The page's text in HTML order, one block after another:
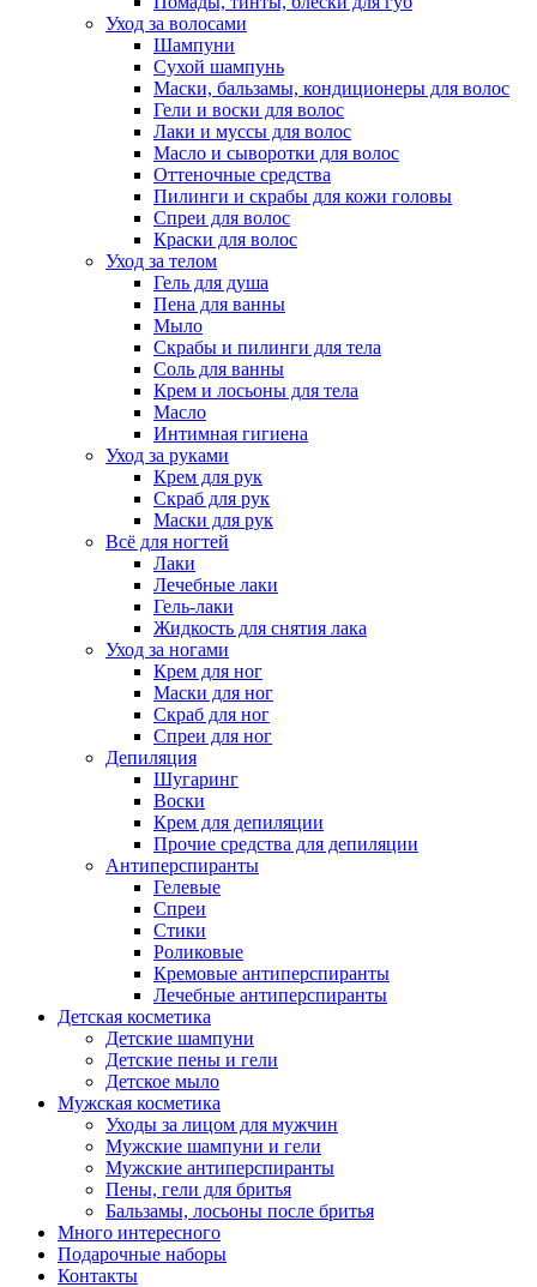
Уход за волосами
Шампуни
Сухой шампунь
Маски, бальзамы, кондиционеры для волос
Гели и воски для волос
Лаки и муссы для волос
Масло и сыворотки для волос
Оттеночные средства
Пилинги и скрабы для кожи головы
Спреи для волос
Краски для волос
Уход за телом
Гель для душа
Пена для ванны
Мыло
Скрабы и пилинги для тела
Соль для ванны
Крем и лосьоны для тела
Масло
Интимная гигиена
Уход за руками
Крем для рук
Скраб для рук
Маски для рук
Всё для ногтей
Лаки
Лечебные лаки
Гель-лаки
Жидкость для снятия лака
Уход за ногами
Крем для ног
Маски для ног
Скраб для ног
Спреи для ног
Депиляция
Шугаринг
Воски
Крем для депиляции
Прочие средства для депиляции
Антиперспиранты
Гелевые
Спреи
Стики
Роликовые
Кремовые антиперспиранты
Лечебные антиперспиранты
Детская косметика
Детские шампуни
Детские пены и гели
Детское мыло
Мужская косметика
Уходы за лицом для мужчин
Мужские шампуни и гели
Мужские антиперспиранты
Пены, гели для бритья
Бальзамы, лосьоны после бритья
Много интересного
Подарочные наборы
Контакты